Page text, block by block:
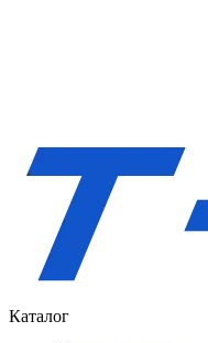
Каталог